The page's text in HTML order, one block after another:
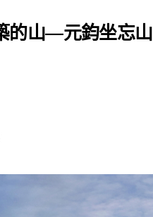
的山—元鈞坐忘山